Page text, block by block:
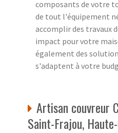
composants de votre
de tout l'équipement
accomplir des travaux
impact pour votre
également des
s'adaptent à votre
Artisan couvreur
Saint-Frajou,